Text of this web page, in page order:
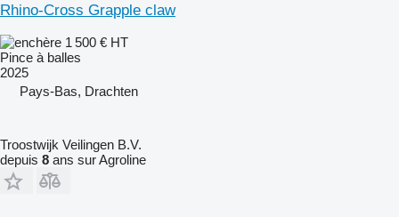
Rhino-Cross Grapple claw
1 500 € HT
Pince à balles
2025
Pays-Bas, Drachten
Troostwijk Veilingen B.V.
depuis 8 ans sur Agroline